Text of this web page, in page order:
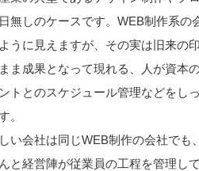
無しのケースです。WEB制作系
うに見えますが、その実は旧来の
ま成果となって現れる、人が資本
トとのスケジュール管理などをし
。
い会社は同じWEB制作の会社で
と経営陣が従業員の工程を管理し